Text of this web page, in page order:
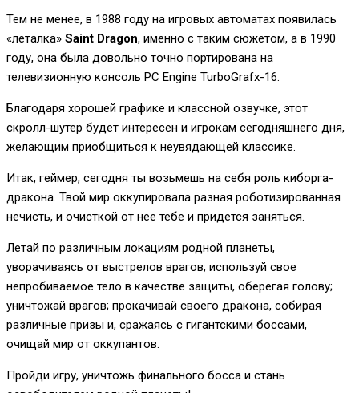
Тем не менее, в 1988 году на игровых автоматах появилась
«леталка» Saint Dragon, именно с таким сюжетом, а в 1990
году, она была довольно точно портирована на
телевизионную консоль PC Engine TurboGrafx-16.
Благодаря хорошей графике и классной озвучке, этот
скролл-шутер будет интересен и игрокам сегодняшнего дня,
желающим приобщиться к неувядающей классике.
Итак, геймер, сегодня ты возьмешь на себя роль киборга-
дракона. Твой мир оккупировала разная роботизированная
нечисть, и очисткой от нее тебе и придется заняться.
Летай по различным локациям родной планеты,
уворачиваясь от выстрелов врагов; используй свое
непробиваемое тело в качестве защиты, оберегая голову;
уничтожай врагов; прокачивай своего дракона, собирая
различные призы и, сражаясь с гигантскими боссами,
очищай мир от оккупантов.
Пройди игру, уничтожь финального босса и стань